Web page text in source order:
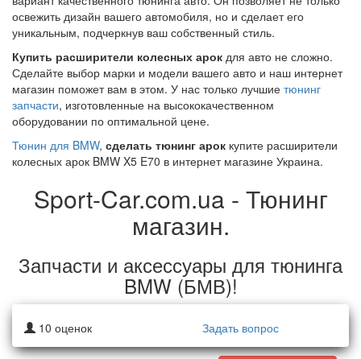
освежить дизайн вашего автомобиля, но и сделает его
уникальным, подчеркнув ваш собственный стиль.
Купить расширители колесных арок для авто не сложно.
Сделайте выбор марки и модели вашего авто и наш интернет
магазин поможет вам в этом. У нас только лучшие тюнинг
запчасти, изготовленные на высококачественном
оборудовании по оптимальной цене.
Тюнин для BMW, сделать тюнинг арок купите расширители
колесных арок BMW X5 E70 в интернет магазине Украина.
Sport-Car.com.ua - Тюнинг
магазин.
Запчасти и аксессуары для тюнинга
BMW (БМВ)!
10 оценок Задать вопрос